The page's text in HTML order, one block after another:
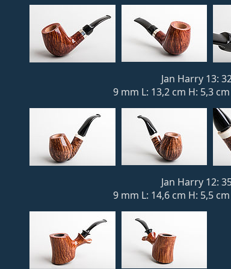
Jan Harry 13:
9 mm L: 13,2 cm H: 5,3
Jan Harry 12:
9 mm L: 14,6 cm H: 5,5